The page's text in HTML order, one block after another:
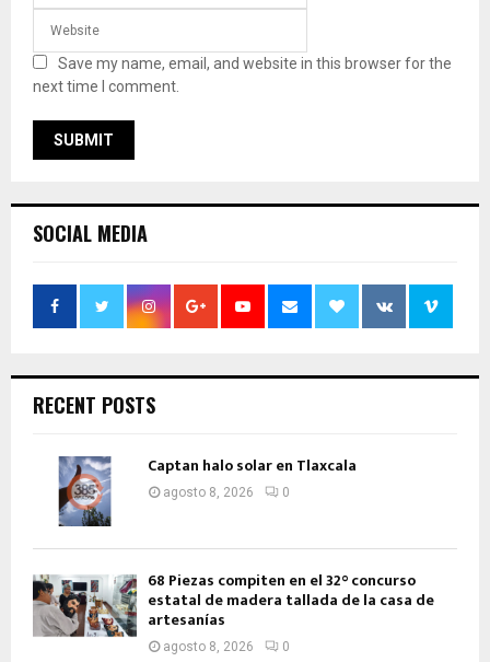
Save my name, email, and website in this browser for the
next time I comment.
SOCIAL MEDIA
RECENT POSTS
Captan halo solar en Tlaxcala
agosto 8, 2026 0
68 Piezas compiten en el 32° concurso
estatal de madera tallada de la casa de
artesanías
agosto 8, 2026 0